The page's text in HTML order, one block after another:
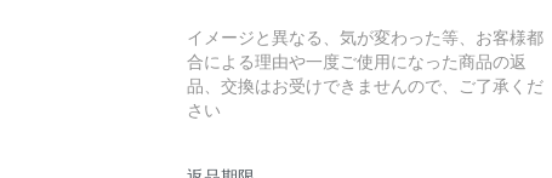
イメージと異なる、気が変わった等、お客様都
合による理由や一度ご使用になった商品の返
品、交換はお受けできませんので、ご了承くだ
さい